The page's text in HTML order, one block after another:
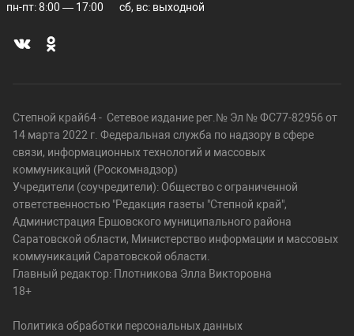
пн-пт: 8:00 — 17:00 сб, вс: выходной
Степной край64 - Сетевое издание рег.№ Эл № ФС77-82956 от
14 марта 2022 г. Федеральная служба по надзору в сфере
связи, информационных технологий и массовых
коммуникаций (Роскомнадзор)
Учредители (соучредители): Общество с ограниченной
ответственностью "Редакция газеты "Степной край",
Администрация Ершовского муниципального района
Саратовской области, Министерство информации и массовых
коммуникаций Саратовской области.
Главный редактор: Плотникова Элла Викторовна
18+
Политика обработки персональных данных